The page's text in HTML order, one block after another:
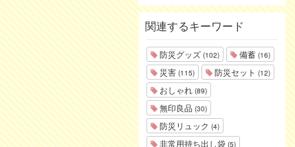
関連するキーワード
防災グッズ (102) 備蓄 (16)
災害 (115) 防災セット (12)
おしゃれ (89)
無印良品 (30)
防災リュック (4)
非常用持ち出し袋 (5)